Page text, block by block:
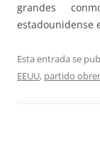
grandes
estadounidense
Esta entrada se
EEUU, partido